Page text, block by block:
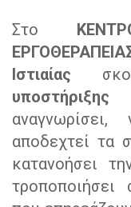
Στο
Ιστιαίας
υποστήριξης
αποδεχτεί τα
κατανοήσει
τροποποιήσει